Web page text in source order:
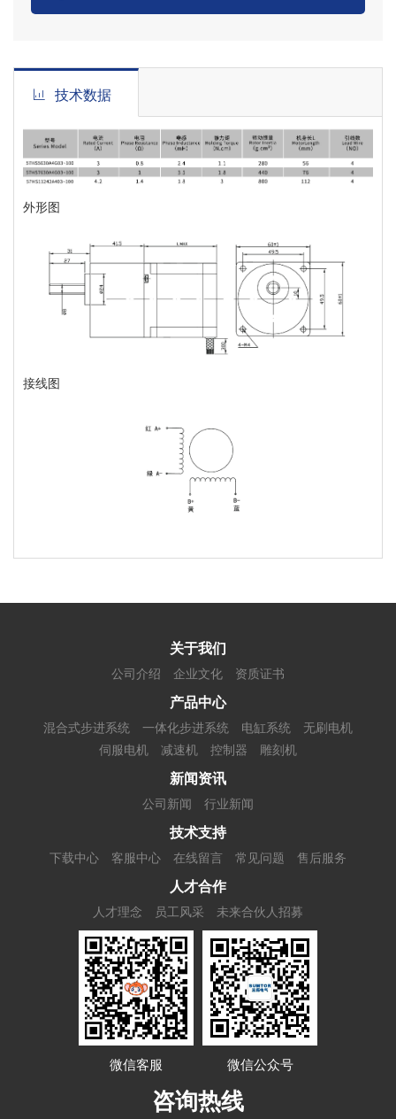
技术数据
外形图
接线图
关于我们
公司介绍 企业文化 资质证书
产品中心
混合式步进系统 一体化步进系统 电缸系统
无刷电机
伺服电机
减速机 控制器 雕刻机
新闻资讯
公司新闻 行业新闻
技术支持
下载中心 客服中心 在线留言 常见问题 售后服务
人才合作
人才理念 员工风采 未来合伙人招募
微信客服 微信公众号
咨询热线